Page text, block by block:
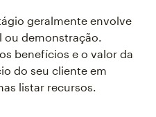
geralmente envolve
ou demonstração.
benefícios e o valor da
do seu cliente em
listar recursos.